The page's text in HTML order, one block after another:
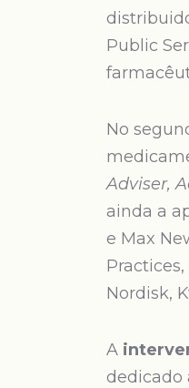
Public
No
Adviser,
ainda a
e Max
Nordisk,
A
dedicado